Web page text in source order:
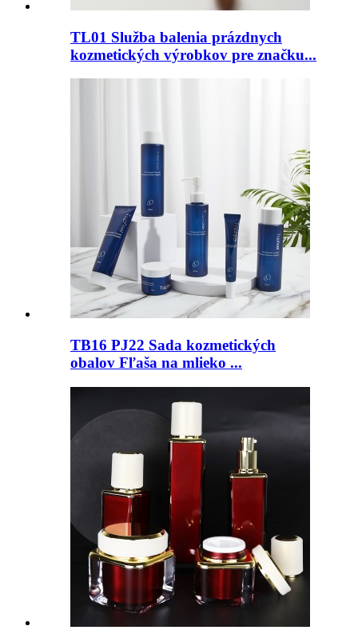
TL01 Služba balenia prázdnych
kozmetických výrobkov pre značku...
TB16 PJ22 Sada kozmetických
obalov Fľaša na mlieko ...